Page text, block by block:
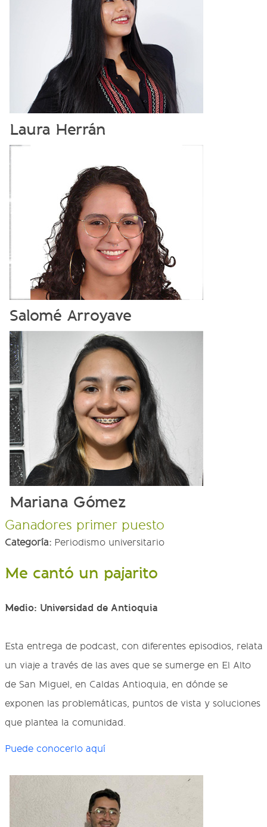
Laura Herrán
Salomé Arroyave
Mariana Gómez
Ganadores primer puesto
Categoría: Periodismo universitario
Me cantó un pajarito
Medio: Universidad de Antioquia
Esta entrega de podcast, con diferentes episodios, relata
un viaje a través de las aves que se sumerge en El Alto
de San Miguel, en Caldas Antioquia, en dónde se
exponen las problemáticas, puntos de vista y soluciones
que plantea la comunidad.
Puede conocerlo aquí